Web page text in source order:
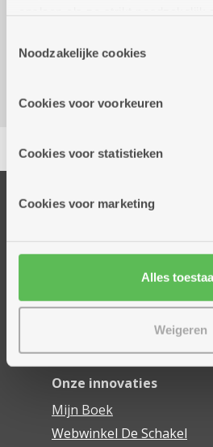
cookies hebben we jouw
cookies worden geplaatst door
informatie over jouw
partners kunnen deze gegevens
Noodzakelijke cookies
Cookies voor voorkeuren
Cookies voor statistieken
Cookies voor marketing
Alles
Weigeren
Lodewijk van Berckenlaan
Onze diensten
Dienstencentra
Assistentiewoningen
Woonzorgcentra
Onze innovaties
Mijn Boek
Webwinkel De Schakel